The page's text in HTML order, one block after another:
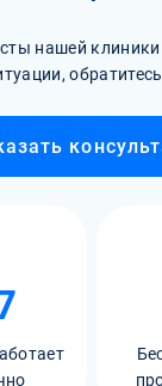
нашей клиники